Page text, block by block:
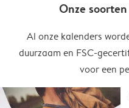
Onze
Al onze kalenders
duurzaam en FSC-
voor een